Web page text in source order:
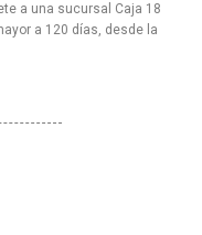
a una sucursal Caja 18
a 120 días, desde la